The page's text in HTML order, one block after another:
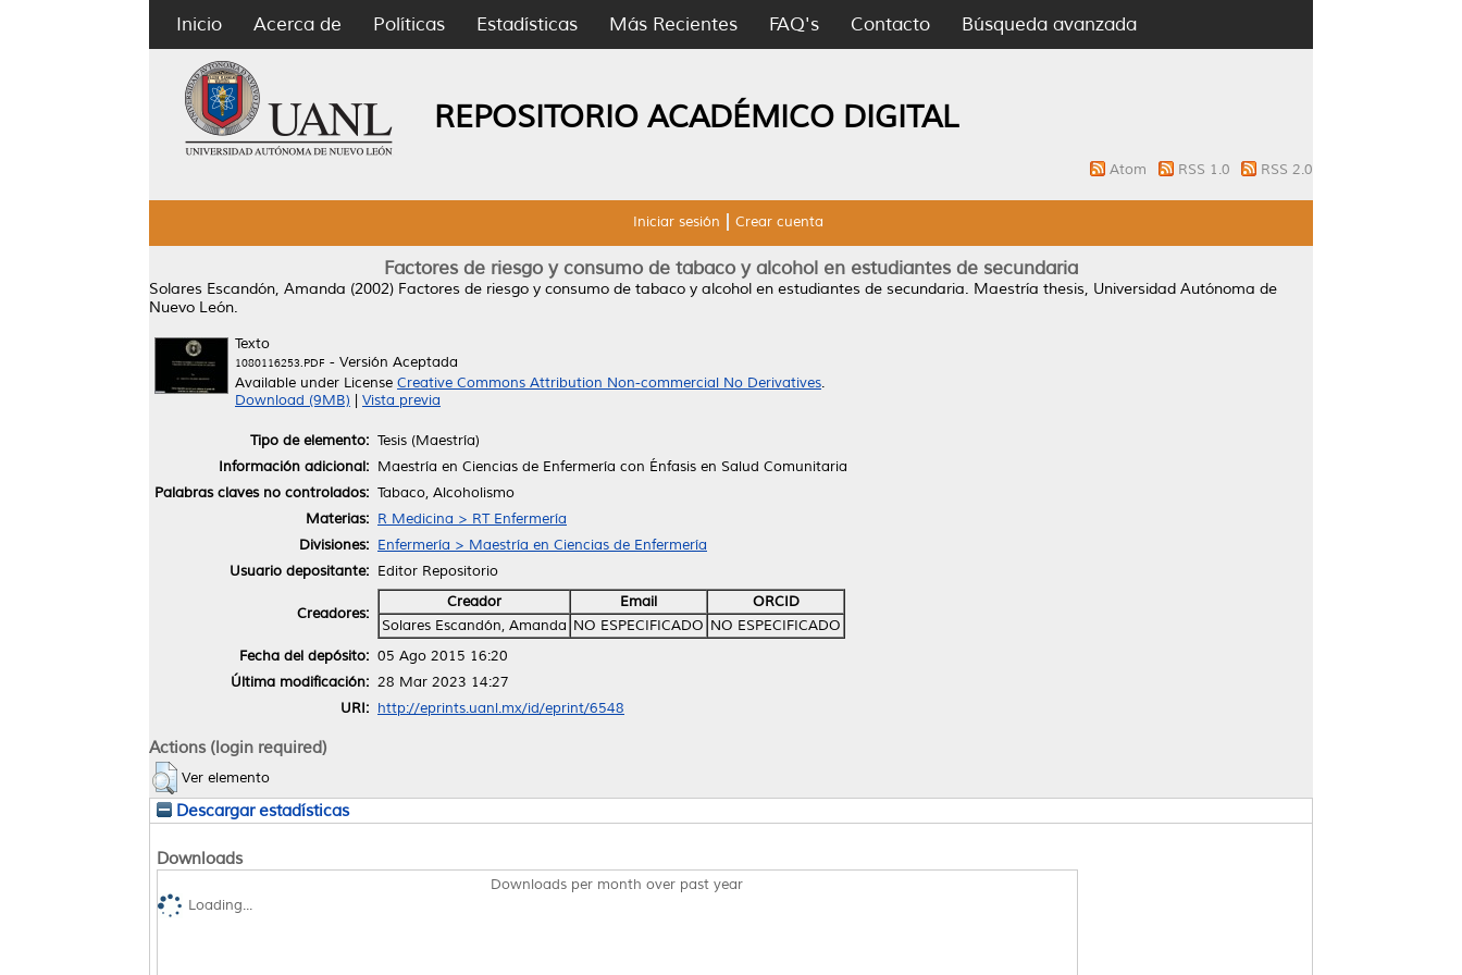
Inicio Acerca de Políticas Estadísticas Más Recientes FAQ's Contacto Búsqueda avanzada
REPOSITORIO ACADÉMICO DIGITAL
Atom RSS 1.0 RSS 2.0
Iniciar sesión Crear cuenta
Factores de riesgo y consumo de tabaco y alcohol en estudiantes de secundaria
Solares Escandón, Amanda (2002) Factores de riesgo y consumo de tabaco y alcohol en estudiantes de secundaria. Maestría thesis, Universidad Autónoma de
Nuevo León.
Texto
1080116253.PDF - Versión Aceptada
Available under License Creative Commons Attribution Non-commercial No Derivatives.
Download (9MB)
Vista previa
Tipo de elemento: Tesis (Maestría)
Información adicional: Maestría en Ciencias de Enfermería con Énfasis en Salud Comunitaria
Palabras claves no controlados: Tabaco, Alcoholismo
Materias: R Medicina > RT Enfermería
Divisiones: Enfermería > Maestría en Ciencias de Enfermería
Usuario depositante: Editor Repositorio
Creadores:
Creador Email
ORCID
Solares Escandón, Amanda NO ESPECIFICADO NO ESPECIFICADO
Fecha del depósito: 05 Ago 2015 16:20
Última modificación: 28 Mar 2023 14:27
URI: http://eprints.uanl.mx/id/eprint/6548
Actions (login required)
Ver elemento
Descargar estadísticas
Downloads
Downloads per month over past year
Loading...